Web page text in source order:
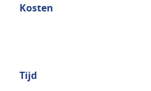
Kosten
Tijd